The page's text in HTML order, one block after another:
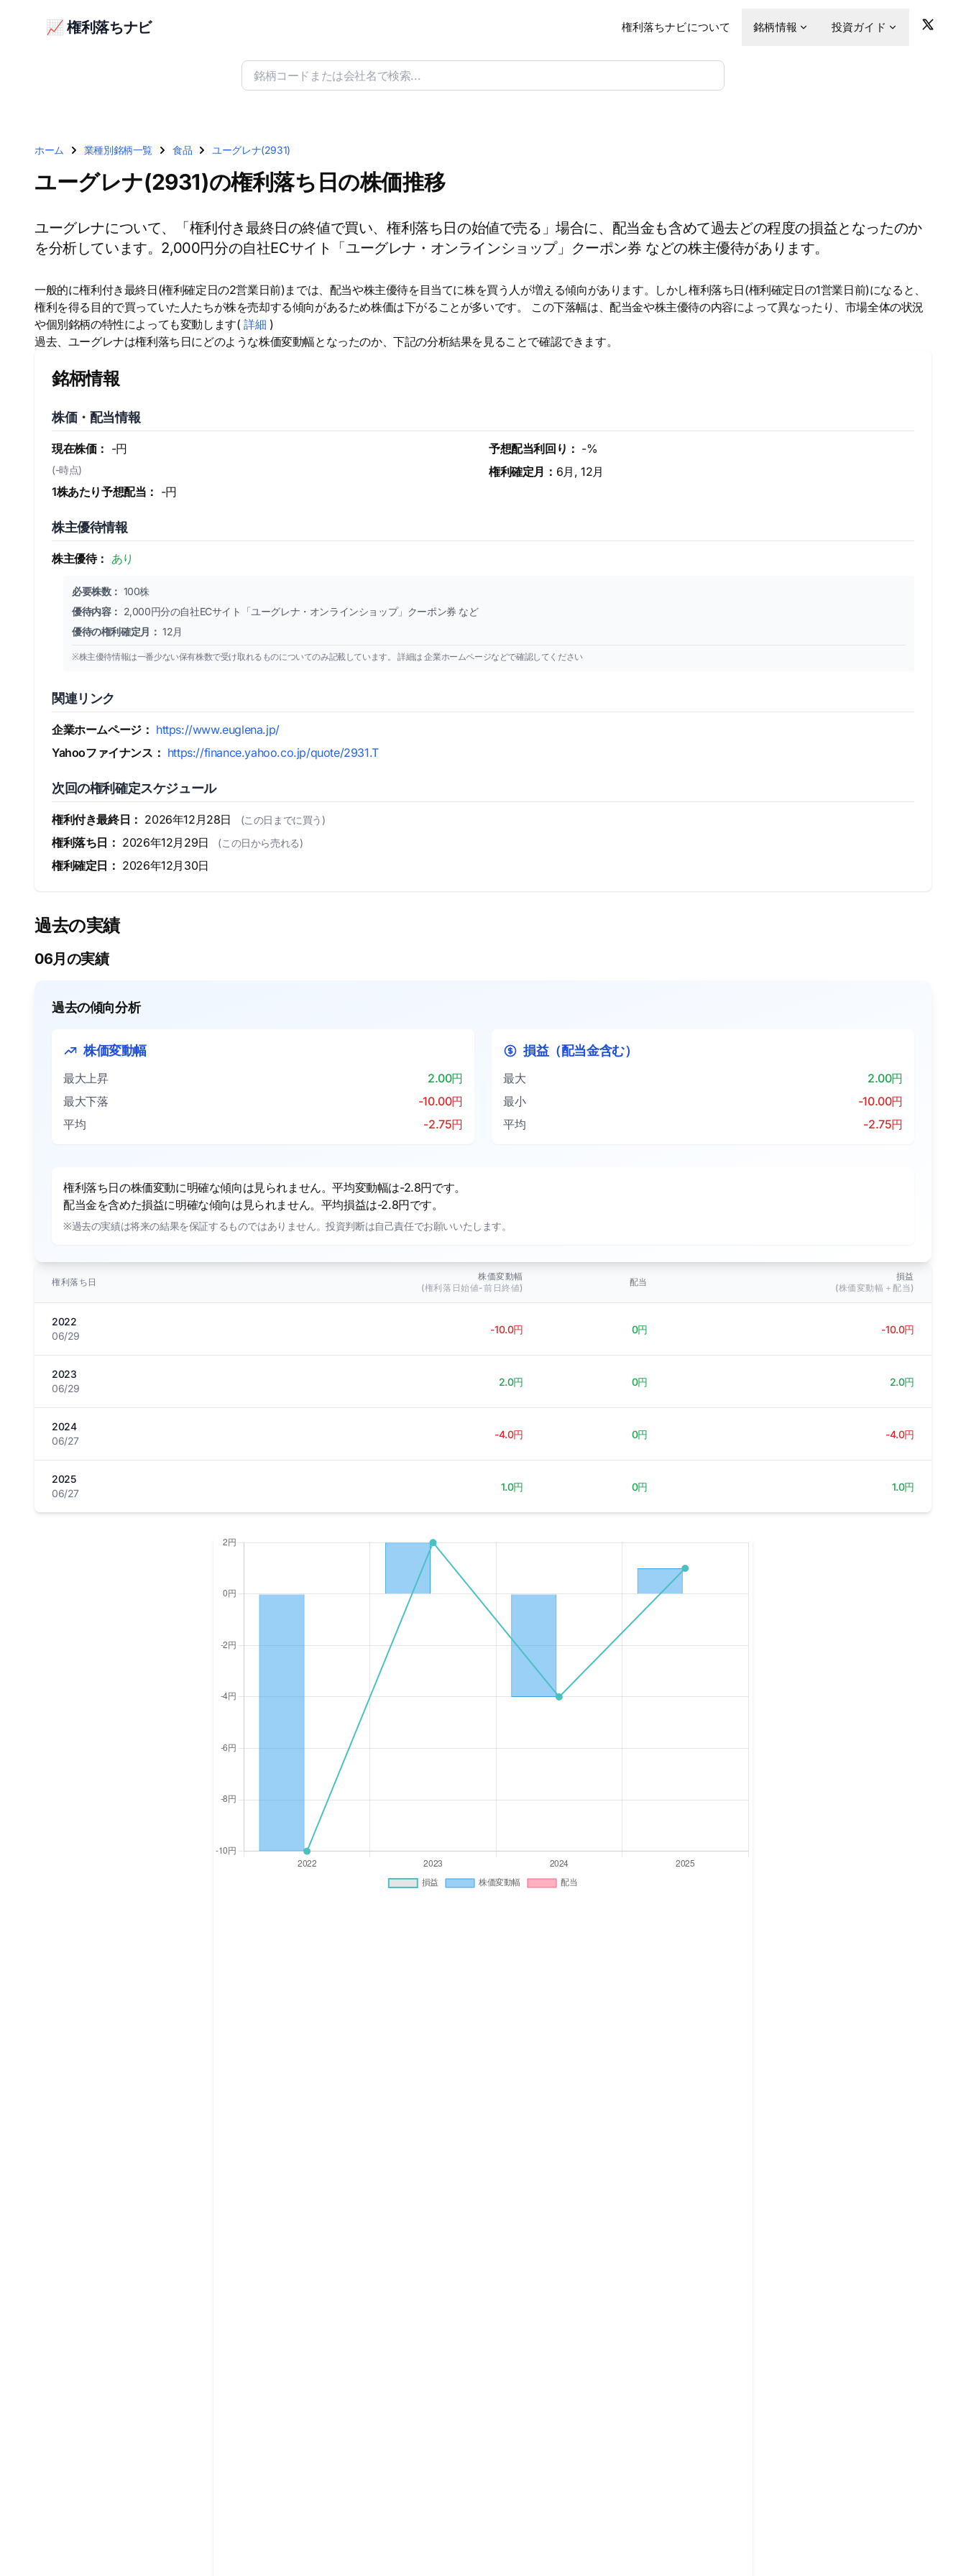
📈 権利落ちナビ 権利落ちナビについて 銘柄情報 投資ガイド
ホーム 業種別銘柄一覧 食品 ユーグレナ(2931)
ユーグレナ(2931)の権利落ち日の株価推移
ユーグレナについて、「権利付き最終日の終値で買い、権利落ち日の始値で売る」場合に、配当金も含めて過去どの程度の損益となったのか
を分析しています。2,000円分の自社ECサイト「ユーグレナ・オンラインショップ」クーポン券 などの株主優待があります。
一般的に権利付き最終日(権利確定日の2営業日前)までは、配当や株主優待を目当てに株を買う人が増える傾向があります。しかし権利落ち日(権利確定日の1営業日前)になると、
権利を得る目的で買っていた人たちが株を売却する傾向があるため株価は下がることが多いです。 この下落幅は、配当金や株主優待の内容によって異なったり、市場全体の状況
や個別銘柄の特性によっても変動します( 詳細 )
過去、ユーグレナは権利落ち日にどのような株価変動幅となったのか、下記の分析結果を見ることで確認できます。
銘柄情報
株価・配当情報
現在株価： -円
(-時点)
1株あたり予想配当： -円
予想配当利回り： -%
権利確定月： 6月, 12月
株主優待情報
株主優待： あり
必要株数： 100株
優待内容： 2,000円分の自社ECサイト「ユーグレナ・オンラインショップ」クーポン券 など
優待の権利確定月： 12月
※株主優待情報は一番少ない保有株数で受け取れるものについてのみ記載しています。 詳細は 企業ホームページなどで確認してください
関連リンク
企業ホームページ： https://www.euglena.jp/
Yahooファイナンス： https://finance.yahoo.co.jp/quote/2931.T
次回の権利確定スケジュール
権利付き最終日： 2026年12月28日 (この日までに買う)
権利落ち日： 2026年12月29日 (この日から売れる)
権利確定日： 2026年12月30日
過去の実績
06月の実績
過去の傾向分析
株価変動幅
最大上昇
2.00円
最大下落
-10.00円
平均
-2.75円
損益（配当金含む）
最大
2.00円
最小
-10.00円
平均
-2.75円
権利落ち日の株価変動に明確な傾向は見られません。平均変動幅は-2.8円です。
配当金を含めた損益に明確な傾向は見られません。平均損益は-2.8円です。
※過去の実績は将来の結果を保証するものではありません。投資判断は自己責任でお願いいたします。
権利落ち日
株価変動幅
(権利落日始値-前日終値)
配当
損益
(株価変動幅＋配当)
2022
06/29
-10.0円 0円 -10.0円
2023
06/29
2.0円 0円 2.0円
2024
06/27
-4.0円 0円 -4.0円
2025
06/27
1.0円 0円 1.0円